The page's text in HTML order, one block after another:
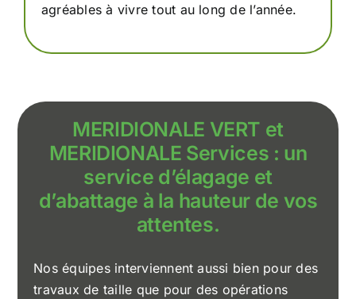
agréables à vivre tout au long de l’année.
MERIDIONALE VERT et
MERIDIONALE Services : un
service d’élagage et
d’abattage à la hauteur de vos
attentes.
Nos équipes interviennent aussi bien pour des
travaux de taille que pour des opérations